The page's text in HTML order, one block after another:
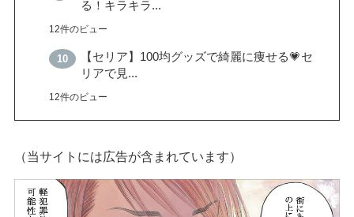
る！キラキラ...
12件のビュー
【セリア】100均グッズで綺麗に痩せる💗セ
リアで見...
12件のビュー
（当サイトには広告が含まれています）